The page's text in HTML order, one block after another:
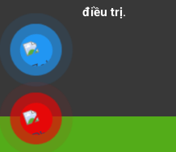
điều trị.